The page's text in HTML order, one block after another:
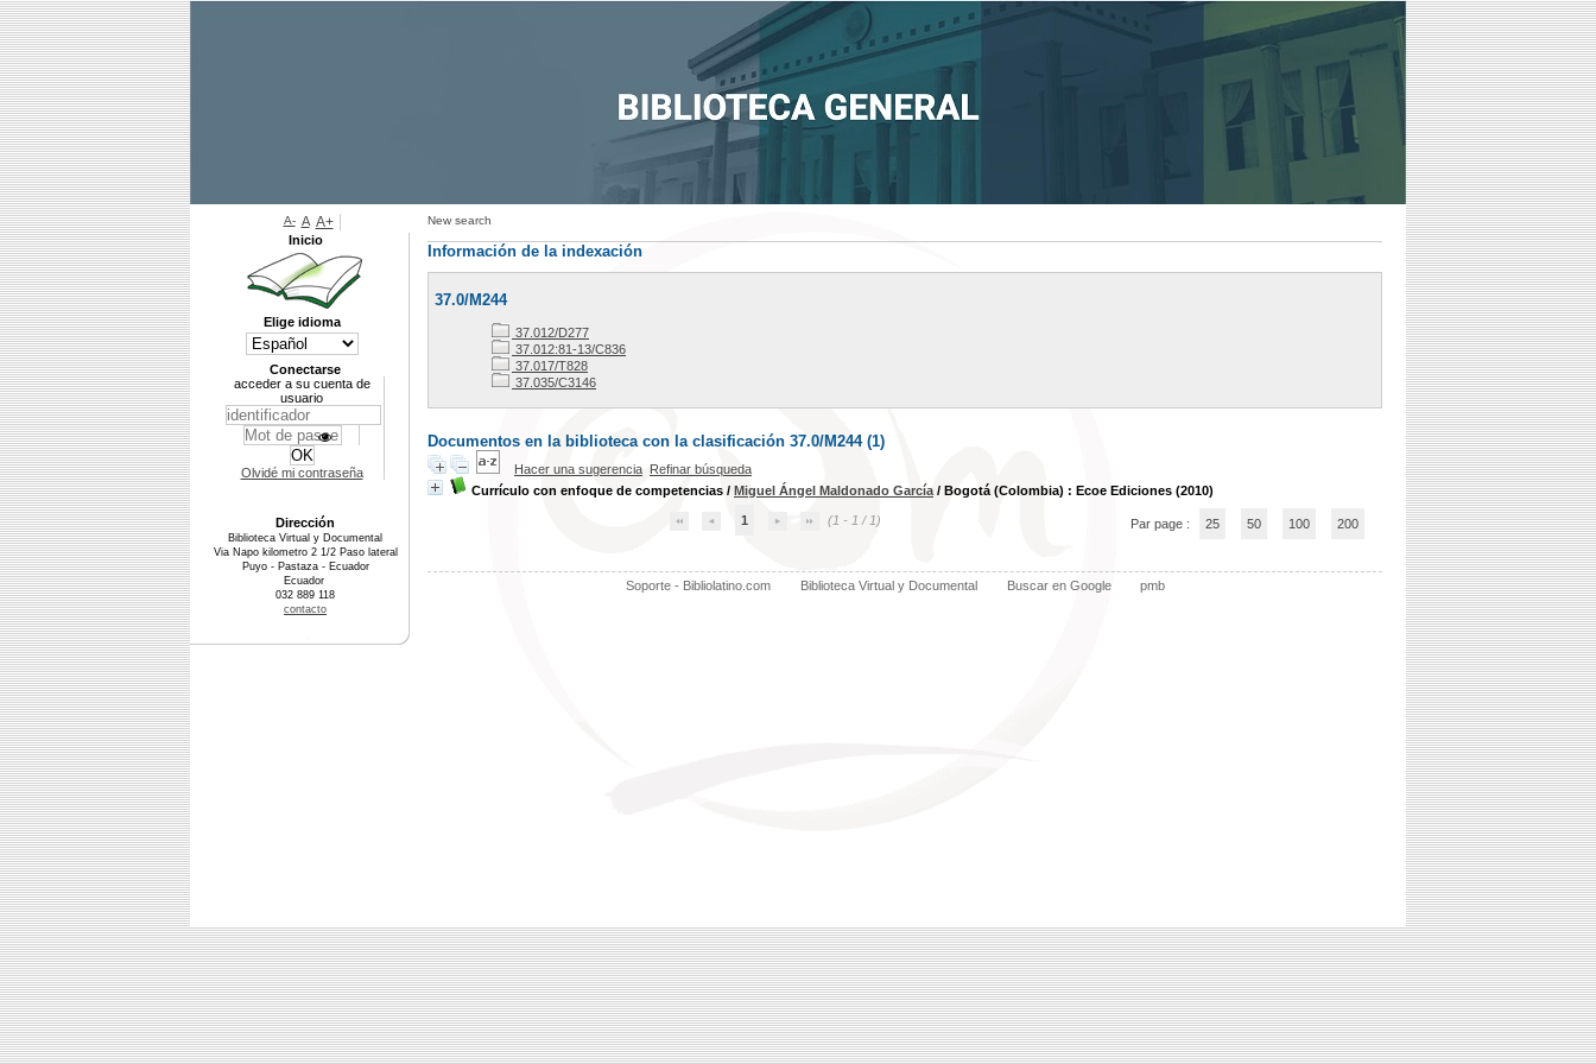
New search
Información de la indexación
37.0/M244
37.012/D277
37.012:81-13/C836
37.017/T828
37.035/C3146
Documentos en la biblioteca con la clasificación 37.0/M244 (1)
Hacer una sugerencia Refinar búsqueda
Currículo con enfoque de competencias / Miguel Ángel Maldonado García / Bogotá (Colombia) : Ecoe Ediciones (2010)
1 (1 - 1 / 1) Par page : 25 50 100 200
Soporte - Bibliolatino.com Biblioteca Virtual y Documental Buscar en Google pmb
A- A A+
Inicio
Elige idioma
Conectarse
acceder a su cuenta de
usuario
Olvidé mi contraseña
Dirección
Biblioteca Virtual y Documental
Via Napo kilometro 2 1/2 Paso lateral
Puyo - Pastaza - Ecuador
Ecuador
032 889 118
contacto